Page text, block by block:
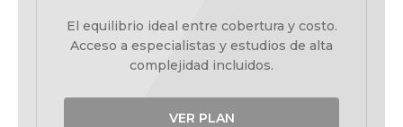
El equilibrio ideal entre cobertura y costo.
Acceso a especialistas y estudios de alta
complejidad incluidos.
VER PLAN